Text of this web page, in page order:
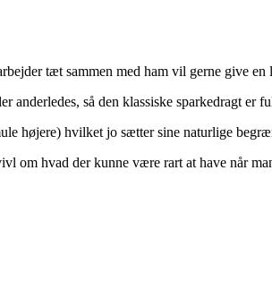
tæt sammen med ham vil gerne give en
anderledes, så den klassiske sparkedragt
højere) hvilket jo sætter sine naturlige
om hvad der kunne være rart at have når